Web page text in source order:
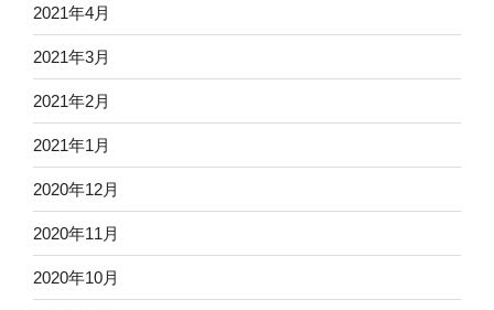
2021年4月
2021年3月
2021年2月
2021年1月
2020年12月
2020年11月
2020年10月